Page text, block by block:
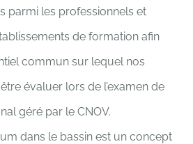
parmi les professionnels et
de formation afin
commun sur lequel nos
évaluer lors de l’examen de
géré par le CNOV.
dans le bassin est un concept